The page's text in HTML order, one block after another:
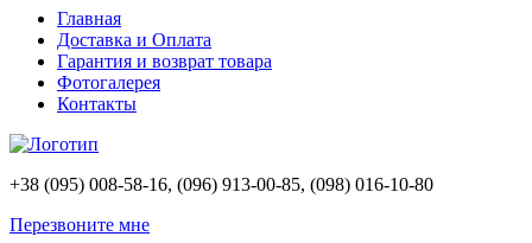
Главная
Доставка и Оплата
Гарантия и возврат товара
Фотогалерея
Контакты
+38 (095) 008-58-16, (096) 913-00-85, (098) 016-10-80
Перезвоните мне